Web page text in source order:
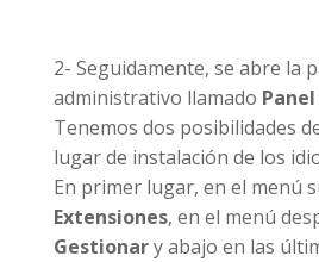
2- Seguidamente, se abre la
administrativo llamado
Tenemos dos posibilidades
lugar de instalación de los
En primer lugar, en el menú
Extensiones, en el menú
Gestionary abajo en las